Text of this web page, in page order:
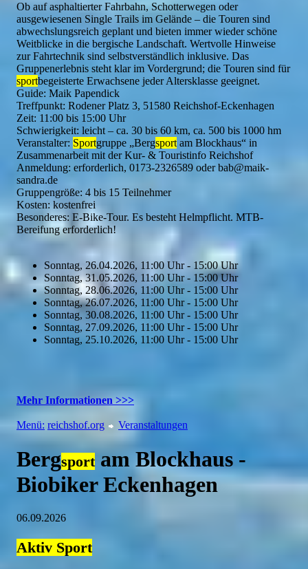
Ob auf asphaltierter Fahrbahn, Schotterwegen oder
ausgewiesenen Single Trails im Gelände – die Touren sind
abwechslungsreich geplant und bieten immer wieder schöne
Weitblicke in die bergische Landschaft. Wertvolle Hinweise
zur Fahrtechnik sind selbstverständlich inklusive. Das
Gruppenerlebnis steht klar im Vordergrund; die Touren sind für
sportbegeisterte Erwachsene jeder Altersklasse geeignet.
Guide: Maik Papendick
Treffpunkt: Rodener Platz 3, 51580 Reichshof-Eckenhagen
Zeit: 11:00 bis 15:00 Uhr
Schwierigkeit: leicht – ca. 30 bis 60 km, ca. 500 bis 1000 hm
Veranstalter: Sportgruppe „Bergsport am Blockhaus“ in
Zusammenarbeit mit der Kur- & Touristinfo Reichshof
Anmeldung: erforderlich, 0173-2326589 oder bab@maik-
sandra.de
Gruppengröße: 4 bis 15 Teilnehmer
Kosten: kostenfrei
Besonderes: E-Bike-Tour. Es besteht Helmpflicht. MTB-
Bereifung erforderlich!
Sonntag, 26.04.2026, 11:00 Uhr - 15:00 Uhr
Sonntag, 31.05.2026, 11:00 Uhr - 15:00 Uhr
Sonntag, 28.06.2026, 11:00 Uhr - 15:00 Uhr
Sonntag, 26.07.2026, 11:00 Uhr - 15:00 Uhr
Sonntag, 30.08.2026, 11:00 Uhr - 15:00 Uhr
Sonntag, 27.09.2026, 11:00 Uhr - 15:00 Uhr
Sonntag, 25.10.2026, 11:00 Uhr - 15:00 Uhr
Mehr Informationen >>>
Menü: reichshof.org Veranstaltungen
Bergsportam Blockhaus -
Biobiker Eckenhagen
06.09.2026
Aktiv Sport